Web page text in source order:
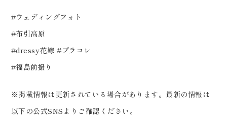
#ウェディングフォト
#布引高原
#dressy花嫁 #プラコレ
#福島前撮り
※掲載情報は更新されている場合があります。最新の情報は
以下の公式SNSよりご確認ください。